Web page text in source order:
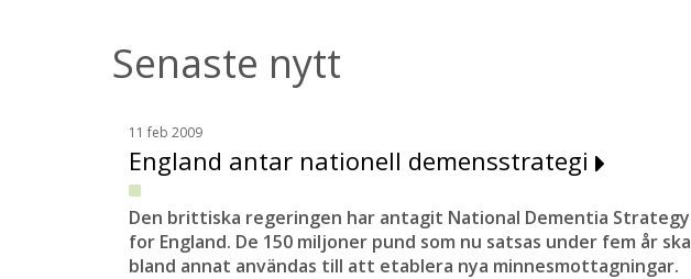
Senaste nytt
11 feb 2009
England antar nationell demensstrategi
Den brittiska regeringen har antagit National Dementia Strategy
for England. De 150 miljoner pund som nu satsas under fem år ska
bland annat användas till att etablera nya minnesmottagningar.